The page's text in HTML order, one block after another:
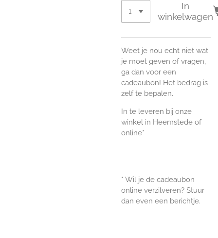
In
winkelwagen
Weet je nou echt niet wat
je moet geven of vragen,
ga dan voor een
cadeaubon! Het bedrag is
zelf te bepalen.
In te leveren bij onze
winkel in Heemstede of
online*
* Wil je de cadeaubon
online verzilveren? Stuur
dan even een berichtje.